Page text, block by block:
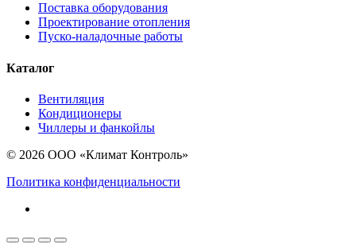
Поставка оборудования
Проектирование отопления
Пуско-наладочные работы
Каталог
Вентиляция
Кондиционеры
Чиллеры и фанкойлы
© 2026 ООО «Климат Контроль»
Политика конфиденциальности